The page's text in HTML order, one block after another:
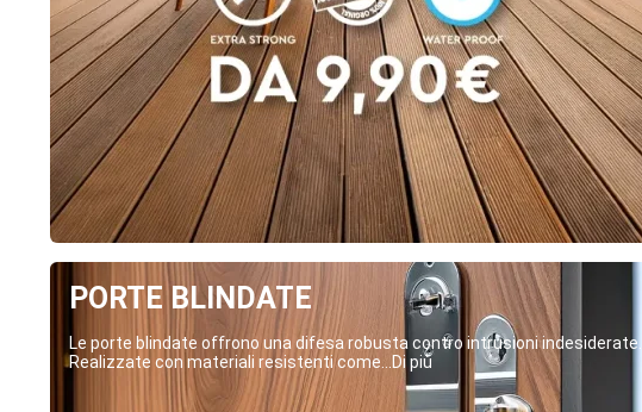
PORTE BLINDATE
Le porte blindate offrono una difesa robusta contro intrusioni indesiderate.
Realizzate con materiali resistenti come...Di più